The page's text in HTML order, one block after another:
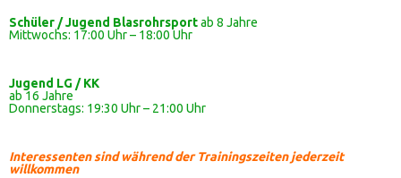
Schüler / Jugend Blasrohrsportab 8 Jahre
Mittwochs: 17:00 Uhr – 18:00 Uhr
Jugend LG / KK
ab 16 Jahre
Donnerstags: 19:30 Uhr – 21:00 Uhr
Interessenten sind während der Trainingszeiten jederzeit
willkommen